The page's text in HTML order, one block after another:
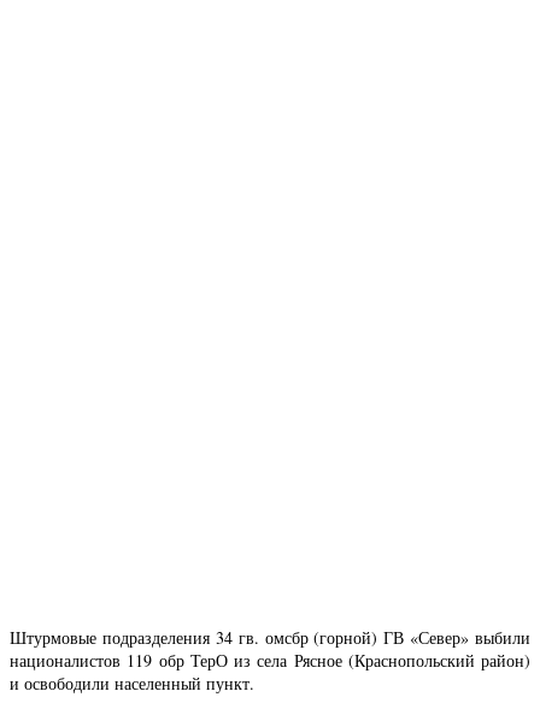
Штурмовые подразделения 34 гв. омсбр (горной) ГВ «Север» выбили
националистов 119 обр ТерО из села Рясное (Краснопольский район)
и освободили населенный пункт.